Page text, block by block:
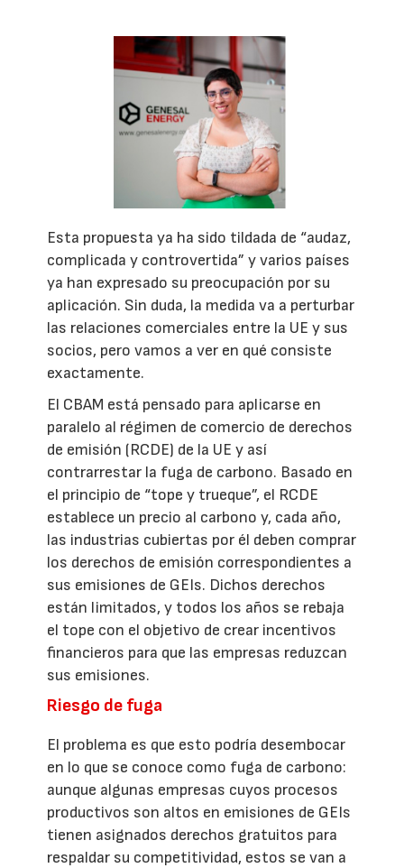
Esta propuesta ya ha sido tildada de “audaz,
complicada y controvertida” y varios países
ya han expresado su preocupación por su
aplicación. Sin duda, la medida va a perturbar
las relaciones comerciales entre la UE y sus
socios, pero vamos a ver en qué consiste
exactamente.
El CBAM está pensado para aplicarse en
paralelo al régimen de comercio de derechos
de emisión (RCDE) de la UE y así
contrarrestar la fuga de carbono. Basado en
el principio de “tope y trueque”, el RCDE
establece un precio al carbono y, cada año,
las industrias cubiertas por él deben comprar
los derechos de emisión correspondientes a
sus emisiones de GEIs. Dichos derechos
están limitados, y todos los años se rebaja
el tope con el objetivo de crear incentivos
financieros para que las empresas reduzcan
sus emisiones.
Riesgo de fuga
El problema es que esto podría desembocar
en lo que se conoce como fuga de carbono:
aunque algunas empresas cuyos procesos
productivos son altos en emisiones de GEIs
tienen asignados derechos gratuitos para
respaldar su competitividad, estos se van a